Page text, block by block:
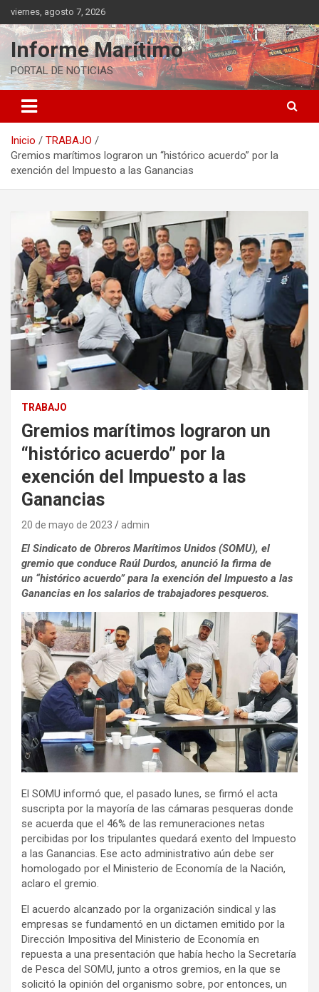
Saltar
al
contenido
viernes, agosto 7, 2026
Informe Marítimo
PORTAL DE NOTICIAS
Inicio
TRABAJO
Gremios marítimos lograron un “histórico acuerdo” por la
exención del Impuesto a las Ganancias
TRABAJO
Gremios marítimos lograron un
“histórico acuerdo” por la
exención del Impuesto a las
Ganancias
20 de mayo de 2023 admin
El Sindicato de Obreros Marítimos Unidos (SOMU), el
gremio que conduce Raúl Durdos, anunció la firma de
un “histórico acuerdo” para la exención del Impuesto a las
Ganancias en los salarios de trabajadores pesqueros.
El SOMU informó que, el pasado lunes, se firmó el acta
suscripta por la mayoría de las cámaras pesqueras donde
se acuerda que el 46% de las remuneraciones netas
percibidas por los tripulantes quedará exento del Impuesto
a las Ganancias. Ese acto administrativo aún debe ser
homologado por el Ministerio de Economía de la Nación,
aclaro el gremio.
El acuerdo alcanzado por la organización sindical y las
empresas se fundamentó en un dictamen emitido por la
Dirección Impositiva del Ministerio de Economía en
repuesta a una presentación que había hecho la Secretaría
de Pesca del SOMU, junto a otros gremios, en la que se
solicitó la opinión del organismo sobre, por entonces, un